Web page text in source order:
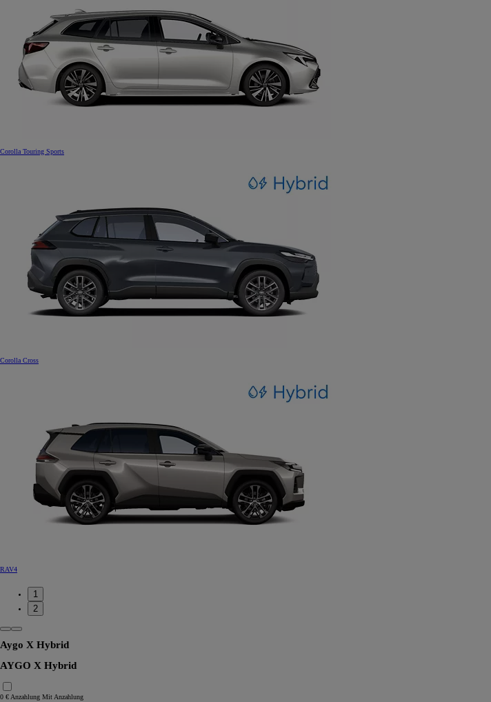
Corolla Touring Sports
Corolla Cross
RAV4
1
2
Aygo X Hybrid
AYGO X Hybrid
0 € Anzahlung Mit Anzahlung